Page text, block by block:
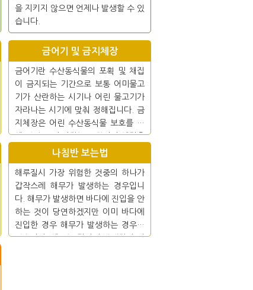
을 지키지 않으면 언제나 발생할 수 있
습니다.
금어기 및 금지체장
금어기란 수산동식물의 포획 및 채집
이 금지되는 기간으로 보통 어미물고
기가 산란하는 시기나 어린 물고기가
자라나는 시기에 맞춰 정해집니다. 금
지체장은 어린 수산동식물 보호를 위
해 일정 크기 이하는 포획이나 채집을
할 수 없는 제도입니다.
나침반 보는법
해루질시 가장 위험한 것중의 하나가
갑작스레 해무가 발생하는 경우입니
다. 해무가 발생하면 바다에 진입을 안
하는 것이 당연하겠지만 이미 바다에
진입한 경우 해무가 발생하는 경우도
있습니다. 해무는 갑자기 발생하여 빠